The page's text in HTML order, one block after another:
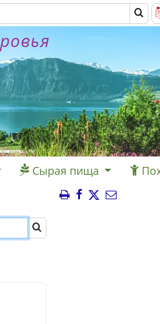
Сырая пища